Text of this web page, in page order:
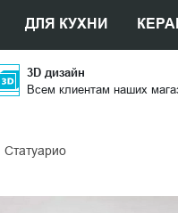
ДЛЯ КУХНИ
3D дизайн
Всем клиентам наших
Статуарио